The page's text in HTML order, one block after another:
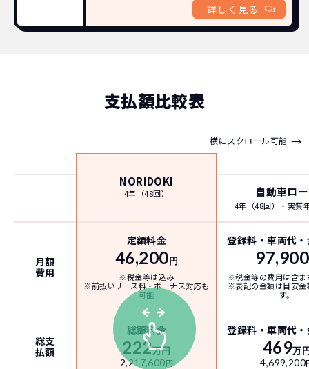
詳しく見る
支払額比較表
横にスクロール可能 →
NORIDOKI
4年（48回） 自動車ロ
4年（48回）・実質
月額
費用
定額料金
46,200円
※税金等は込み
※前払いリース料・ボーナス対応も
可能
登録料・車両代
97,900
※税金等の費用は含ま
※表記の金額は目安金
す。
総支
払額
総額料金
222万円
2,217,600円
登録料・車両代
469万
4,699,200